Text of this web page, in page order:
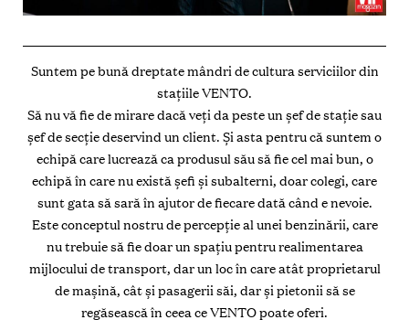
Suntem pe bună dreptate mândri de cultura serviciilor din
stațiile VENTO.
Să nu vă fie de mirare dacă veți da peste un șef de stație sau
șef de secție deservind un client. Și asta pentru că suntem o
echipă care lucrează ca produsul său să fie cel mai bun, o
echipă în care nu există șefi și subalterni, doar colegi, care
sunt gata să sară în ajutor de fiecare dată când e nevoie.
Este conceptul nostru de percepție al unei benzinării, care
nu trebuie să fie doar un spațiu pentru realimentarea
mijlocului de transport, dar un loc în care atât proprietarul
de mașină, cât și pasagerii săi, dar și pietonii să se
regăsească în ceea ce VENTO poate oferi.